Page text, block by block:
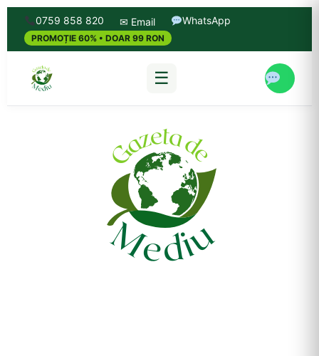
0759 858 820 ✉ Email WhatsApp
PROMOȚIE 60% • DOAR 99 RON
☰